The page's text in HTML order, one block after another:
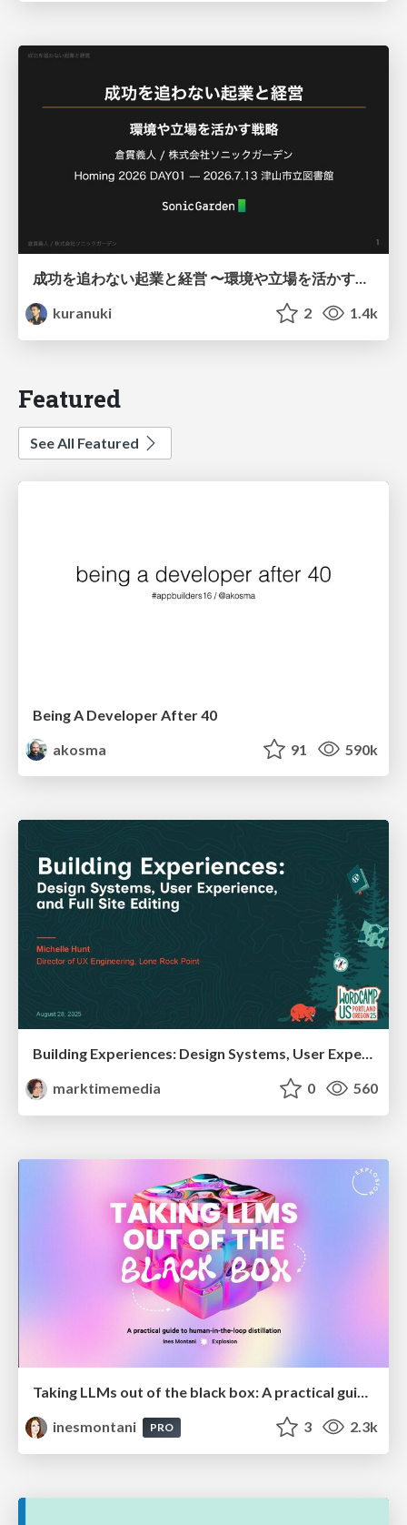
成功を追わない起業と経営 〜環境や立場を活かす戦略（Homing 2026）
kuranuki
2 1.4k
Featured
See All Featured
Being A Developer After 40
akosma
91 590k
Building Experiences: Design Systems, User Experience, and Full Site Editing
marktimemedia
0 560
Taking LLMs out of the black box: A practical guide to human-in-the-loop distillation
inesmontani
PRO 3 2.3k